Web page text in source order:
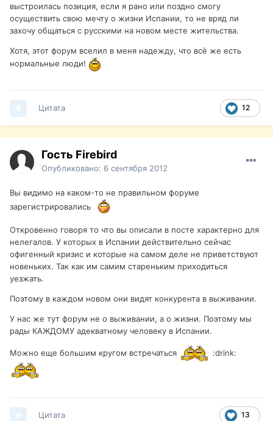
выстроилась позиция, если я рано или поздно смогу
осуществить свою мечту о жизни Испании, то не вряд ли
захочу общаться с русскими на новом месте жительства.
Хотя, этот форум вселил в меня надежду, что всё же есть
нормальные люди!
12
Цитата
Гость Firebird
Опубликовано: 6 сентября 2012
Вы видимо на каком-то не правильном форуме
зарегистрировались
Откровенно говоря то что вы описали в посте характерно для
нелегалов. У которых в Испании действительно сейчас
офигенный кризис и которые на самом деле не приветствуют
новеньких. Так как им самим стареньким приходиться
уезжать.
Поэтому в каждом новом они видят конкурента в выживании.
У нас же тут форум не о выживании, а о жизни. Поэтому мы
рады КАЖДОМУ адекватному человеку в Испании.
Можно еще большим кругом встречаться :drink:
13
Цитата